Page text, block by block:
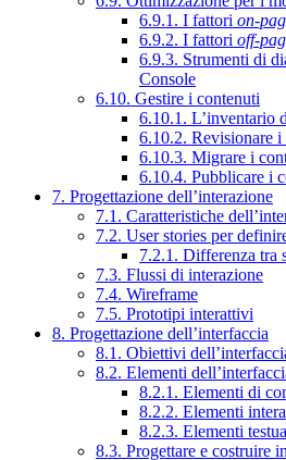
6.9.1. I fattori on-
6.9.2. I fattori off-
6.9.3. Strumenti di
Console
6.10. Gestire i contenuti
6.10.1. L’inventario
6.10.2. Revisionare i
6.10.3. Migrare i
6.10.4. Pubblicare i
7. Progettazione dell’interazione
7.1. Caratteristiche
7.2. User stories per
7.2.1. Differenza tra
7.3. Flussi di interazione
7.4. Wireframe
7.5. Prototipi interattivi
8. Progettazione dell’interfaccia
8.1. Obiettivi
8.2. Elementi
8.2.1. Elementi di
8.2.2. Elementi
8.2.3. Elementi
8.3. Progettare e costruire